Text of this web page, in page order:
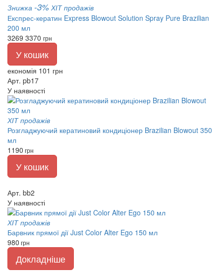
Знижка -3% ХІТ продажів
Експрес-кератин Express Blowout Solution Spray Pure Brazilian
200 мл
3269 3370 грн
У кошик
економія 101 грн
Арт. pb17
У наявності
ХІТ продажів
Розгладжуючий кератиновий кондиціонер Brazilian Blowout 350
мл
1190 грн
У кошик
Арт. bb2
У наявності
ХІТ продажів
Барвник прямої дії Just Color Alter Ego 150 мл
980 грн
Докладніше